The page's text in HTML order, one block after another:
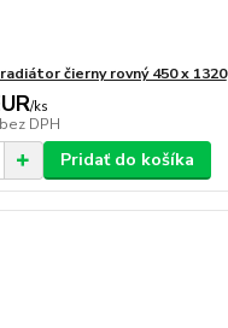
čierny rovný 450 x 1320
/ks
bez DPH
Pridať do košíka